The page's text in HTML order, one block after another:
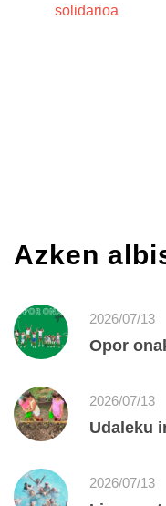
solidarioa
Azken
2026/07/13
Opor
2026/07/13
Udaleku
2026/07/13